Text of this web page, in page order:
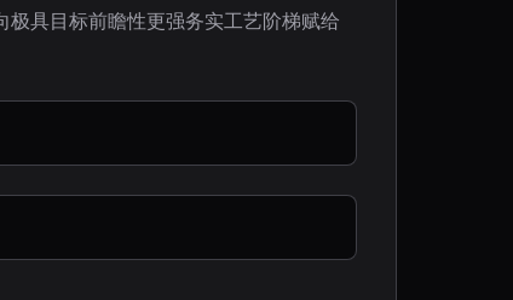
具目标前瞻性更强务实工艺阶梯赋给